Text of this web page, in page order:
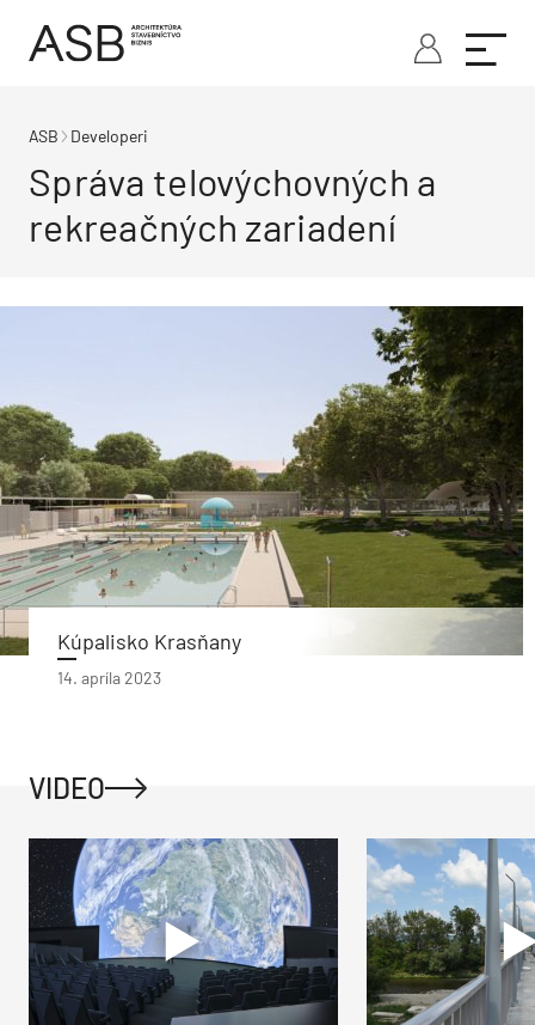
ASB Developeri
Správa telovýchovných a
rekreačných zariadení
Kúpalisko Krasňany
14. apríla 2023
VIDEO